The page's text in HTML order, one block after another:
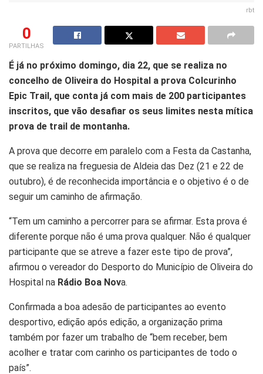
rbt
0
PARTILHAS
É já no próximo domingo, dia 22, que se realiza no
concelho de Oliveira do Hospital a prova Colcurinho
Epic Trail, que conta já com mais de 200 participantes
inscritos, que vão desafiar os seus limites nesta mítica
prova de trail de montanha.
A prova que decorre em paralelo com a Festa da Castanha,
que se realiza na freguesia de Aldeia das Dez (21 e 22 de
outubro), é de reconhecida importância e o objetivo é o de
seguir um caminho de afirmação.
“Tem um caminho a percorrer para se afirmar. Esta prova é
diferente porque não é uma prova qualquer. Não é qualquer
participante que se atreve a fazer este tipo de prova”,
afirmou o vereador do Desporto do Município de Oliveira do
Hospital na Rádio Boa Nova.
Confirmada a boa adesão de participantes ao evento
desportivo, edição após edição, a organização prima
também por fazer um trabalho de “bem receber, bem
acolher e tratar com carinho os participantes de todo o
país”.